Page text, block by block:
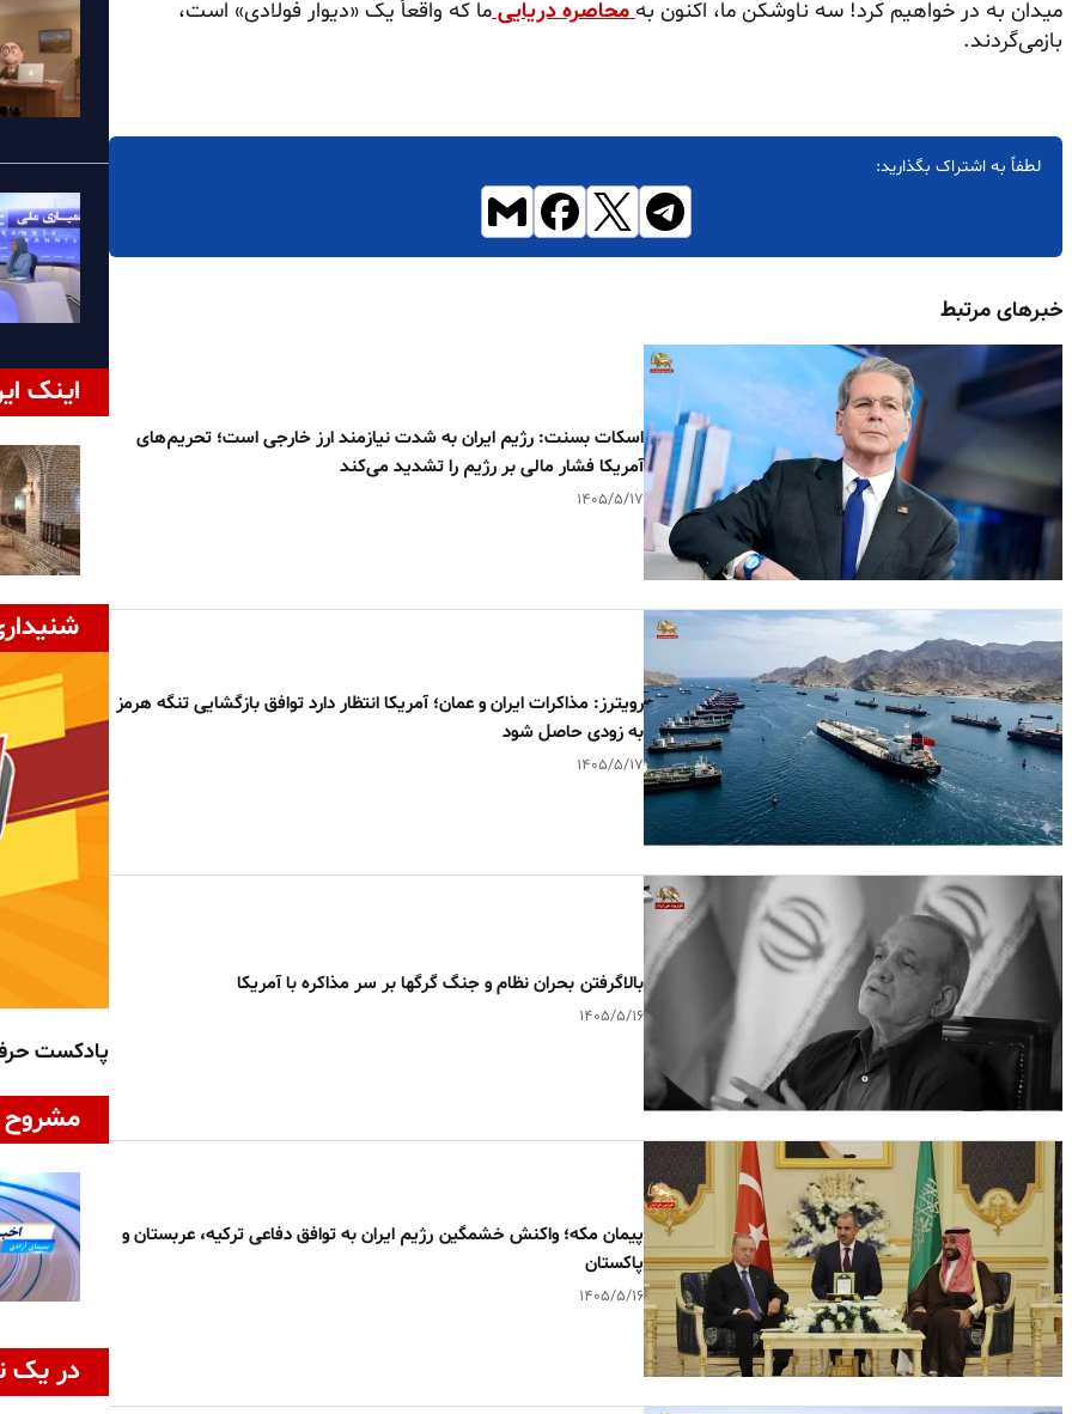
میدان به در خواهیم کرد! سه ناوشکن ما، اکنون بهمحاصره دریاییما که واقعاً یک «دیوار فولادی» است،
بازمی‌گردند.
لطفاً به اشتراک بگذارید:
خبرهای مرتبط
اسکات بسنت: رژیم ایران به‌ شدت نیازمند ارز خارجی است؛ تحریم‌های
آمریکا فشار مالی بر رژیم را تشدید می‌کند
۱۴۰۵/۵/۱۷
رویترز: مذاکرات ایران و عمان؛ آمریکا انتظار دارد توافق بازگشایی تنگه هرمز
به‌ زودی حاصل شود
۱۴۰۵/۵/۱۷
بالا‌گرفتن بحران نظام و جنگ گرگها بر سر مذاکره با آمریکا
۱۴۰۵/۵/۱۶
پیمان مکه؛ واکنش خشمگین رژیم ایران به توافق دفاعی ترکیه، عربستان و
پاکستان
۱۴۰۵/۵/۱۶
اینک
پادکست
مشروح
در یک